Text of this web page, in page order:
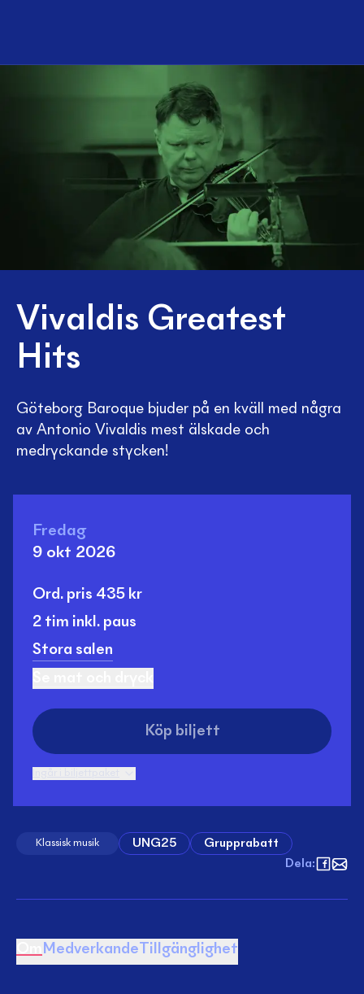
Vivaldis Greatest
Hits
Göteborg Baroque bjuder på en kväll med några
av Antonio Vivaldis mest älskade och
medryckande stycken!
Fredag
9 okt 2026
Ord. pris 435 kr
2 tim inkl. paus
Stora salen
Köp biljett
Klassisk musik UNG25
Grupprabatt
Dela:
Medverkande Tillgänglighet